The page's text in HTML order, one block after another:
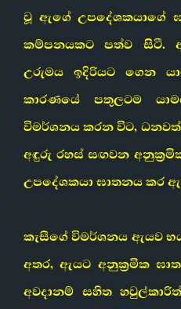
වූ ඇගේ උපදේශකයාගේ
කම්පනයකට පත්ව සිටී.
උරුමය ඉදිරියට ගෙන
කාරණයේ පතුලටම
විමර්ශනය කරන විට,
අඳුරු රහස් සඟවන
උපදේශකයා ඝාතනය කර
කැසීගේ විමර්ශනය ඇයව
අතර, ඇයට අනුක්‍රමික
අවදානම් සහිත